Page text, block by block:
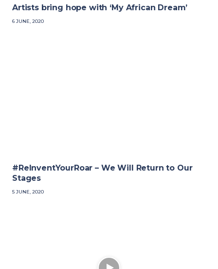
Artists bring hope with ‘My African Dream’
6 JUNE, 2020
#ReInventYourRoar – We Will Return to Our
Stages
5 JUNE, 2020